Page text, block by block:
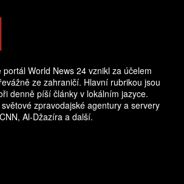
World News 24 vznikl za účelem
ze zahraničí. Hlavní rubrikou jsou
denně píší články v lokálním jazyce.
zpravodajské agentury a servery
Al-Džazíra a další.